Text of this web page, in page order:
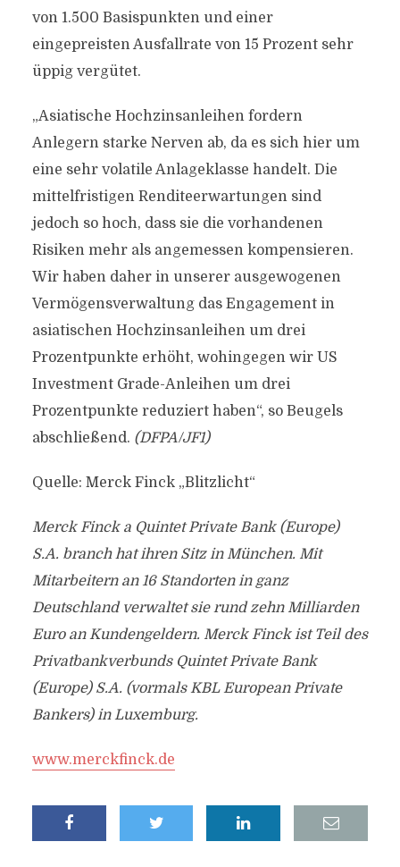
von 1.500 Basispunkten und einer
eingepreisten Ausfallrate von 15 Prozent sehr
üppig vergütet.
„Asiatische Hochzinsanleihen fordern
Anlegern starke Nerven ab, da es sich hier um
eine sehr volatile Anlageklasse handelt. Die
mittelfristigen Renditeerwartungen sind
jedoch so hoch, dass sie die vorhandenen
Risiken mehr als angemessen kompensieren.
Wir haben daher in unserer ausgewogenen
Vermögensverwaltung das Engagement in
asiatischen Hochzinsanleihen um drei
Prozentpunkte erhöht, wohingegen wir US
Investment Grade-Anleihen um drei
Prozentpunkte reduziert haben“, so Beugels
abschließend. (DFPA/JF1)
Quelle: Merck Finck „Blitzlicht“
Merck Finck a Quintet Private Bank (Europe)
S.A. branch hat ihren Sitz in München. Mit
Mitarbeitern an 16 Standorten in ganz
Deutschland verwaltet sie rund zehn Milliarden
Euro an Kundengeldern. Merck Finck ist Teil des
Privatbankverbunds Quintet Private Bank
(Europe) S.A. (vormals KBL European Private
Bankers) in Luxemburg.
www.merckfinck.de